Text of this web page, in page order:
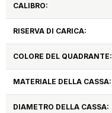
CALIBRO:
RISERVA DI CARICA:
COLORE DEL QUADRANTE:
MATERIALE DELLA CASSA:
DIAMETRO DELLA CASSA: